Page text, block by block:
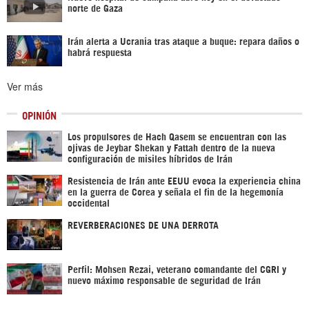
norte de Gaza
Irán alerta a Ucrania tras ataque a buque: repara daños o
habrá respuesta
Ver más
OPINIÓN
Los propulsores de Hach Qasem se encuentran con las
ojivas de Jeybar Shekan y Fattah dentro de la nueva
configuración de misiles híbridos de Irán
Resistencia de Irán ante EEUU evoca la experiencia china
en la guerra de Corea y señala el fin de la hegemonía
occidental
REVERBERACIONES DE UNA DERROTA
Perfil: Mohsen Rezai, veterano comandante del CGRI y
nuevo máximo responsable de seguridad de Irán